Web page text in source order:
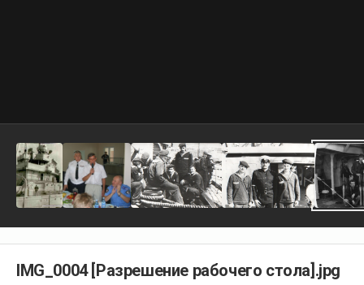
IMG_0004 [Разрешение рабочего стола].jpg